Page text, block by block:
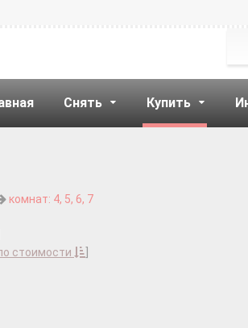
Снять Купить
комнат: 4, 5, 6, 7
стоимости